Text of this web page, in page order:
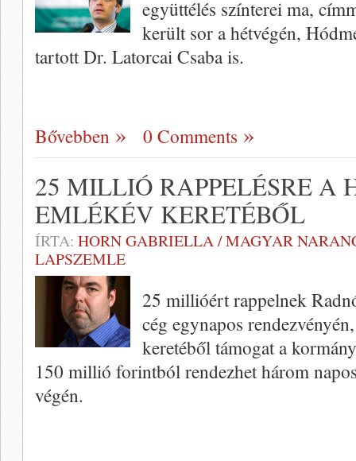
együttélés színterei ma,
került sor a hétvégén,
tartott Dr. Latorcai Csaba is.
Bővebben 0 Comments
25 MILLIÓ RAPPELÉSRE A
EMLÉKÉV KERETÉBŐL
ÍRTA: HORN GABRIELLA / MAGYAR
LAPSZEMLE
25 millióért rappelnek
cég egynapos
keretéből támogat a
150 millió forintból rendezhet három
végén.